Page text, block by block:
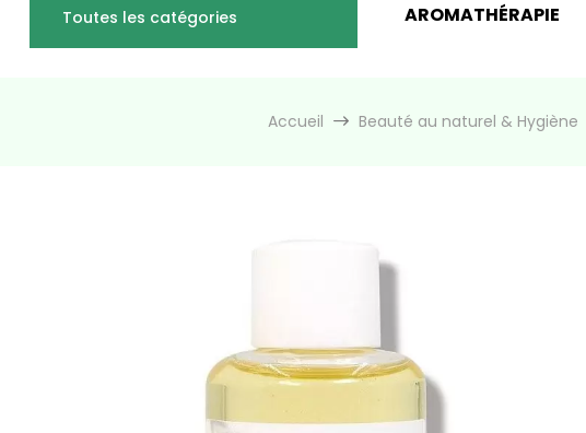
Toutes les catégories AROMATHÉRAPIE
Accueil Beauté au naturel & Hygiène